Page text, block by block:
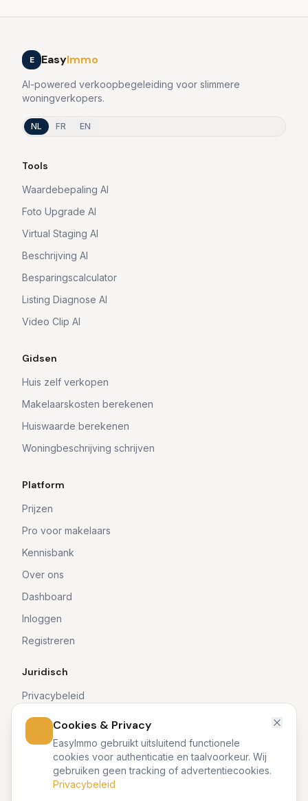
Cookies & Privacy
EasyImmo gebruikt uitsluitend functionele
cookies voor authenticatie en taalvoorkeur. Wij
gebruiken geen tracking of advertentiecookies.
Privacybeleid
E EasyImmo
AI-powered verkoopbegeleiding voor slimmere
woningverkopers.
NL FR EN
Tools
Waardebepaling AI
Foto Upgrade AI
Virtual Staging AI
Beschrijving AI
Besparingscalculator
Listing Diagnose AI
Video Clip AI
Gidsen
Huis zelf verkopen
Makelaarskosten berekenen
Huiswaarde berekenen
Woningbeschrijving schrijven
Platform
Prijzen
Pro voor makelaars
Kennisbank
Over ons
Dashboard
Inloggen
Registreren
Juridisch
Privacybeleid
Algemene voorwaarden
EasyImmo. Alle rechten voorbehouden. EasyImmo is een
softwareplatform en geen vastgoedmakelaar. Wij bemiddelen